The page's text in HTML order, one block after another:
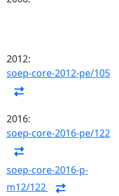
2012:
soep-core-2012-pe/105
2016:
soep-core-2016-pe/122
soep-core-2016-p-
m12/122